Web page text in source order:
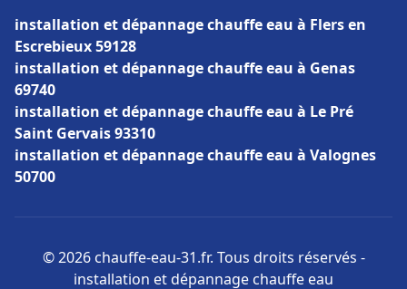
installation et dépannage chauffe eau à Flers en
Escrebieux 59128
installation et dépannage chauffe eau à Genas
69740
installation et dépannage chauffe eau à Le Pré
Saint Gervais 93310
installation et dépannage chauffe eau à Valognes
50700
© 2026 chauffe-eau-31.fr. Tous droits réservés -
installation et dépannage chauffe eau